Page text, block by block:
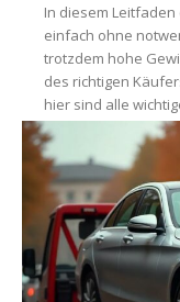
In diesem
einfach ohne
trotzdem hohe
des richtigen
hier sind alle